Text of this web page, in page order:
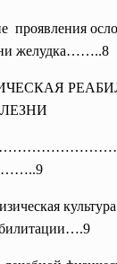
проявления
желудка……..8